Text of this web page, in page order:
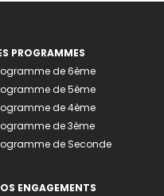
PROGRAMMES
de 6ème
de 5ème
de 4ème
de 3ème
de Seconde
ENGAGEMENTS